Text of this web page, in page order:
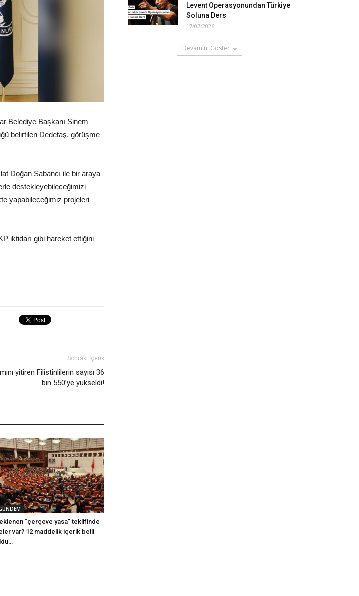
Belediye Başkanı Sinem
belirtilen Dedetaş, görüşme
Doğan Sabancı ile bir araya
destekleyebileceğimizi
yapabileceğimiz projeleri
iktidarı gibi hareket ettiğini
Sonraki İçerik
yitiren Filistinlilerin sayısı 36
bin 550’ye yükseldi!
“çerçeve yasa” teklifinde
var? 12 maddelik içerik belli
Levent Operasyonundan Türkiye
Soluna Ders
17/07/2026
Devamını Göster